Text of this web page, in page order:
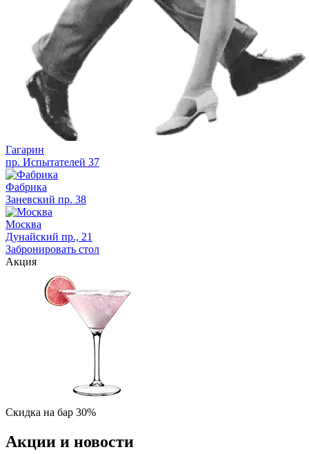
Гагарин
пр. Испытателей 37
Фабрика
Заневский пр. 38
Москва
Дунайский пр., 21
Забронировать стол
Акция
Скидка на бар 30%
Акции и новости